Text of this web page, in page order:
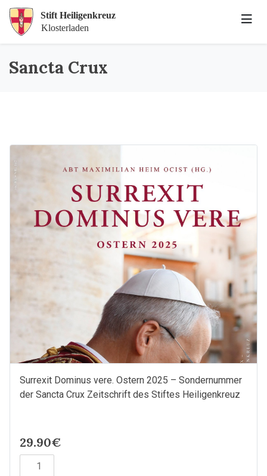
Sancta Crux
Surrexit Dominus vere. Ostern 2025 – Sondernummer
der Sancta Crux Zeitschrift des Stiftes Heiligenkreuz
29.90€
Surrexit